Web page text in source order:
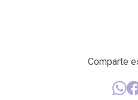
Comparte